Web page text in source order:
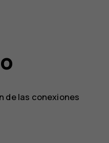
de las conexiones